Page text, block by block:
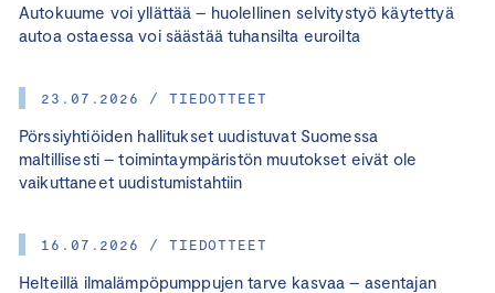
Autokuume voi yllättää – huolellinen selvitystyö käytettyä
autoa ostaessa voi säästää tuhansilta euroilta
23.07.2026 / TIEDOTTEET
Pörssiyhtiöiden hallitukset uudistuvat Suomessa
maltillisesti – toimintaympäristön muutokset eivät ole
vaikuttaneet uudistumistahtiin
16.07.2026 / TIEDOTTEET
Helteillä ilmalämpöpumppujen tarve kasvaa – asentajan